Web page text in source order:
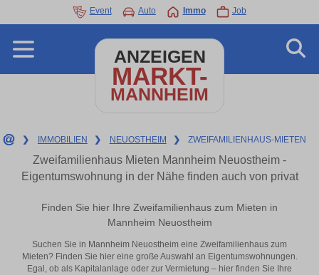
Event Auto Immo Job
ANZEIGEN
MARKT-
MANNHEIM
❯ IMMOBILIEN ❯ NEUOSTHEIM ❯ ZWEIFAMILIENHAUS-MIETEN
Zweifamilienhaus Mieten Mannheim Neuostheim -
Eigentumswohnung in der Nähe finden auch von privat
Finden Sie hier Ihre Zweifamilienhaus zum Mieten in
Mannheim Neuostheim
Suchen Sie in Mannheim Neuostheim eine Zweifamilienhaus zum
Mieten? Finden Sie hier eine große Auswahl an Eigentumswohnungen.
Egal, ob als Kapitalanlage oder zur Vermietung – hier finden Sie Ihre